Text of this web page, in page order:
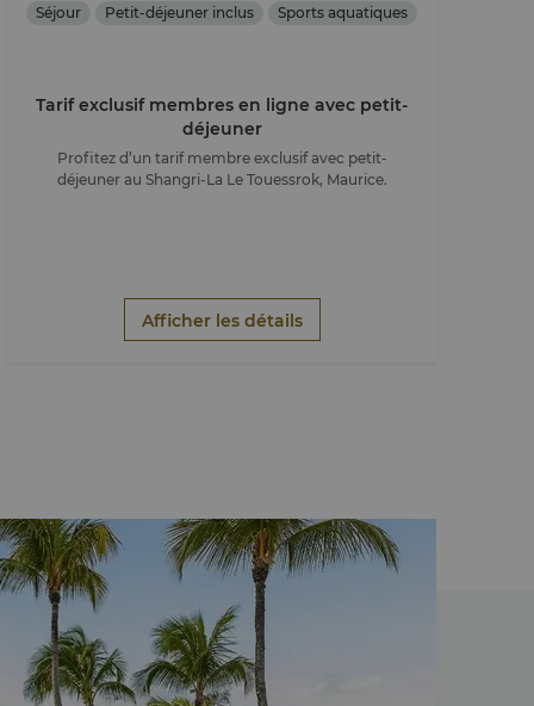
Séjour Petit-déjeuner inclus Sports aquatiques
Tarif exclusif membres en ligne avec petit-
déjeuner
Profitez d’un tarif membre exclusif avec petit-
déjeuner au Shangri-La Le Touessrok, Maurice.
Afficher les détails